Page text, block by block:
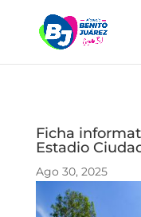
Ficha
Estadio
Ago 30, 2025